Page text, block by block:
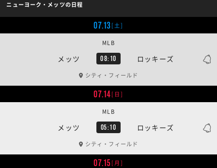
ニューヨーク・メッツの日程
07.13[土]
メッツ 08:10 ロッキーズ
MLB
シティ・フィールド
07.14[日]
メッツ 05:10 ロッキーズ
MLB
シティ・フィールド
07.15[月]